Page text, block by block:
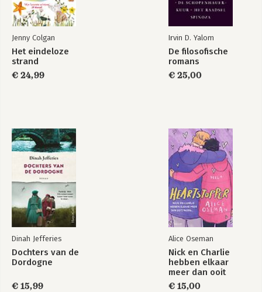
Jenny Colgan
Het eindeloze
strand
€ 24,99
Irvin D. Yalom
De filosofische
romans
€ 25,00
Dinah Jefferies
Dochters van de
Dordogne
€ 15,99
Alice Oseman
Nick en Charlie
hebben elkaar
meer dan ooit
nodig…
€ 15,00